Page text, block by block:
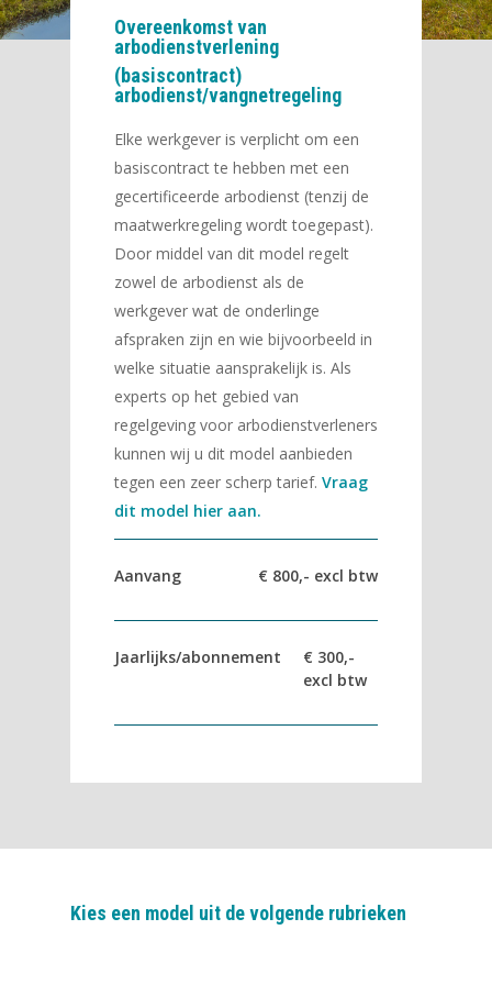
Overeenkomst van
arbodienstverlening
(basiscontract)
arbodienst/vangnetregeling
Elke werkgever is verplicht om een
basiscontract te hebben met een
gecertificeerde arbodienst (tenzij de
maatwerkregeling wordt toegepast).
Door middel van dit model regelt
zowel de arbodienst als de
werkgever wat de onderlinge
afspraken zijn en wie bijvoorbeeld in
welke situatie aansprakelijk is. Als
experts op het gebied van
regelgeving voor arbodienstverleners
kunnen wij u dit model aanbieden
tegen een zeer scherp tarief. Vraag
dit model hier aan.
Aanvang € 800,- excl btw
Jaarlijks/abonnement
€ 300,-
excl btw
Kies een model uit de volgende rubrieken